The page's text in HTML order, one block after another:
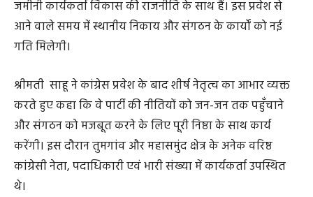
जमीनी कार्यकर्ता विकास की राजनीति के साथ हैं। इस प्रवेश से
आने वाले समय में स्थानीय निकाय और संगठन के कार्यों को नई
गति मिलेगी।
श्रीमती साहू ने कांग्रेस प्रवेश के बाद शीर्ष नेतृत्व का आभार व्यक्त
करते हुए कहा कि वे पार्टी की नीतियों को जन-जन तक पहुँचाने
और संगठन को मजबूत करने के लिए पूरी निष्ठा के साथ कार्य
करेंगी। इस दौरान तुमगांव और महासमुंद क्षेत्र के अनेक वरिष्ठ
कांग्रेसी नेता, पदाधिकारी एवं भारी संख्या में कार्यकर्ता उपस्थित
थे।